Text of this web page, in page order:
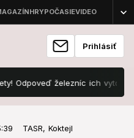
Prihlásiť
železníc ich vytočila do
TASR, Koktejl
15:39